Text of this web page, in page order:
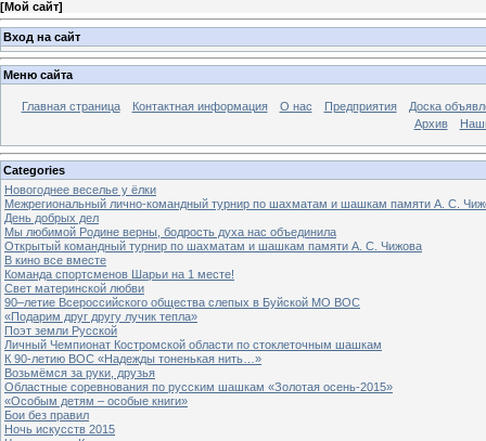
[Мой сайт]
Вход на сайт
Меню сайта
Главная страница Контактная информация О нас Предприятия
Доска
Архив
Categories
Новогоднее веселье у ёлки
Межрегиональный лично-командный турнир по шахматам и шашкам памяти А. С.
День добрых дел
Мы любимой Родине верны, бодрость духа нас объединила
Открытый командный турнир по шахматам и шашкам памяти А. С. Чижова
В кино все вместе
Команда спортсменов Шарьи на 1 месте!
Свет материнской любви
90–летие Всероссийского общества слепых в Буйской МО ВОС
«Подарим друг другу лучик тепла»
Поэт земли Русской
Личный Чемпионат Костромской области по стоклеточным шашкам
К 90-летию ВОС «Надежды тоненькая нить…»
Возьмёмся за руки, друзья
Областные соревнования по русским шашкам «Золотая осень-2015»
«Особым детям – особые книги»
Бои без правил
Ночь искусств 2015